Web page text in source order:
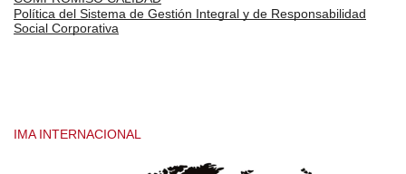
Política del Sistema de Gestión Integral y de Responsabilidad
Social Corporativa
IMA INTERNACIONAL